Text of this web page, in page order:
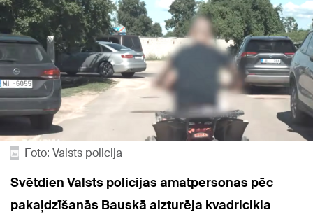
Foto: Valsts policija
Svētdien Valsts policijas amatpersonas pēc
pakaļdzīšanās Bauskā aizturēja kvadricikla